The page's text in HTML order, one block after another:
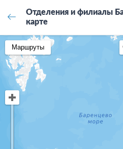
Отделения и филиалы
карте
Маршруты